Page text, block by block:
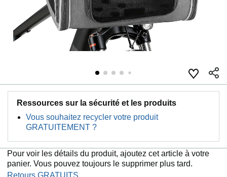
Ressources sur la sécurité et les produits
Vous souhaitez recycler votre produit
GRATUITEMENT ?
Pour voir les détails du produit, ajoutez cet article à votre
panier. Vous pouvez toujours le supprimer plus tard.
Retours GRATUITS